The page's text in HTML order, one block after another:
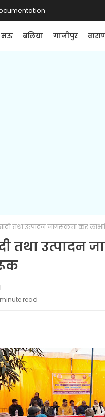
मऊ बलिया गाजीपुर
तथा उत्पादन जागरूकता कर
तथा उत्पादन
minute read